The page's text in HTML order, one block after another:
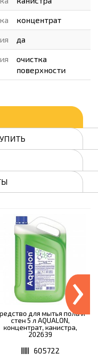
концентрат
да
очистка
поверхности
для мытья пола и
стен 5 л AQUALON,
концентрат, канистра,
202639
605722
›